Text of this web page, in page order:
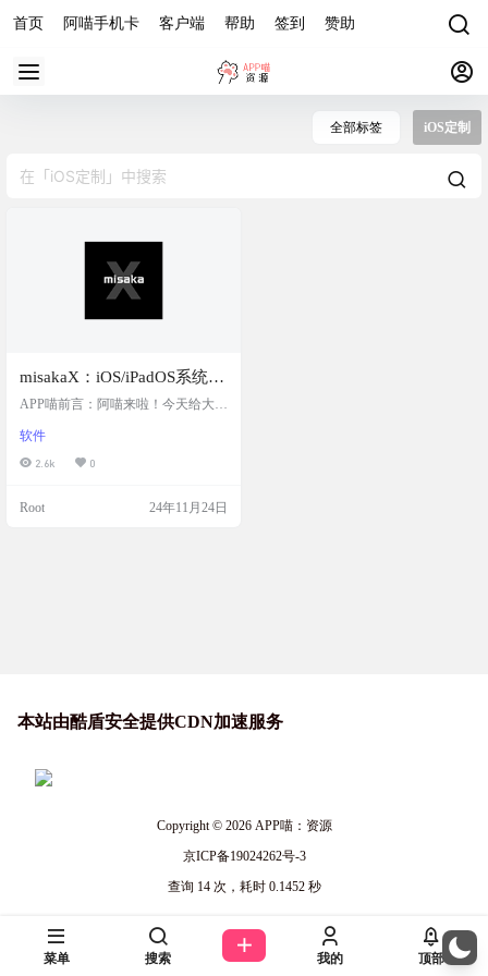
首页 阿喵手机卡 客户端 帮助 签到 赞助
全部标签 iOS定制
misakaX：iOS/iPadOS系统定
制增强工具，开启Apple
限制、台前调度、快门声
音、AOD、旧照片用户界
APP喵前言：阿喵来啦！今天给大家
定制工具——misakaX。这个工具可
以让你在不越狱的情况下，通过系
它能让你的设备拥有动态岛、充电
软件
2.6k 0
Root 24年11月24日
本站由酷盾安全提供CDN加速服务
Copyright © 2026APP喵：资源
京ICP备19024262号-3
查询 14 次，耗时 0.1452 秒
菜单 搜索 我的 顶部